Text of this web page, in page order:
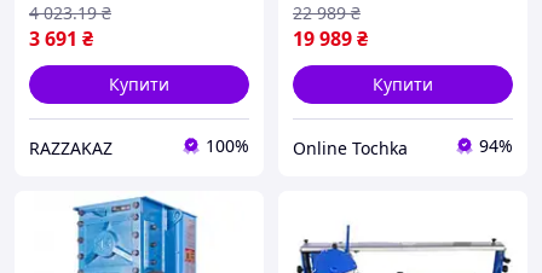
3 691 ₴
4 023.19 ₴
Купити
RAZZAKAZ 100%
19 989₴
22 989 ₴
Купити
Online Tochka 94%